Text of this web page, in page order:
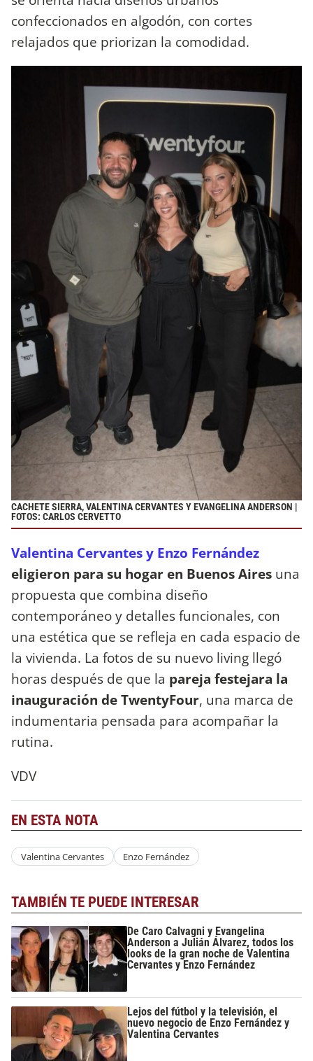
confeccionados en algodón, con cortes
relajados que priorizan la comodidad.
CACHETE SIERRA, VALENTINA CERVANTES Y EVANGELINA ANDERSON |
FOTOS: CARLOS CERVETTO
Valentina Cervantes y Enzo Fernández
eligieron para su hogar en Buenos Aires una
propuesta que combina diseño
contemporáneo y detalles funcionales, con
una estética que se refleja en cada espacio de
la vivienda. La fotos de su nuevo living llegó
horas después de que la pareja festejara la
inauguración de TwentyFour, una marca de
indumentaria pensada para acompañar la
rutina.
VDV
EN ESTA NOTA
Valentina Cervantes Enzo Fernández
TAMBIÉN TE PUEDE INTERESAR
De Caro Calvagni y Evangelina
Anderson a Julián Álvarez, todos los
looks de la gran noche de Valentina
Cervantes y Enzo Fernández
Lejos del fútbol y la televisión, el
nuevo negocio de Enzo Fernández y
Valentina Cervantes